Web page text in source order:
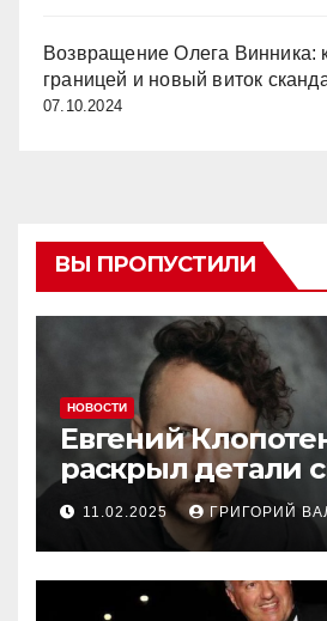
Возвращение Олега Винника:
границей и новый виток
07.10.2024
ВЫ ПРОПУСТИЛИ
НОВОСТИ
Евгений
раскрыл детали
романа с
Песковой
11.02.2025 ГРИГОРИЙ